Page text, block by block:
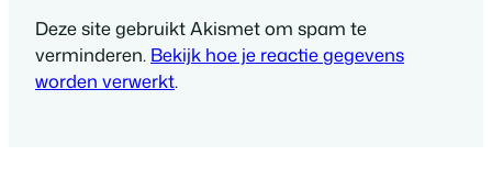
Deze site gebruikt Akismet om spam te
verminderen. Bekijk hoe je reactie gegevens
worden verwerkt.